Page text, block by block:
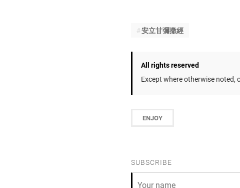
安立甘彌撒經
All rights reserved
Except where otherwise noted,
ENJOY
SUBSCRIBE